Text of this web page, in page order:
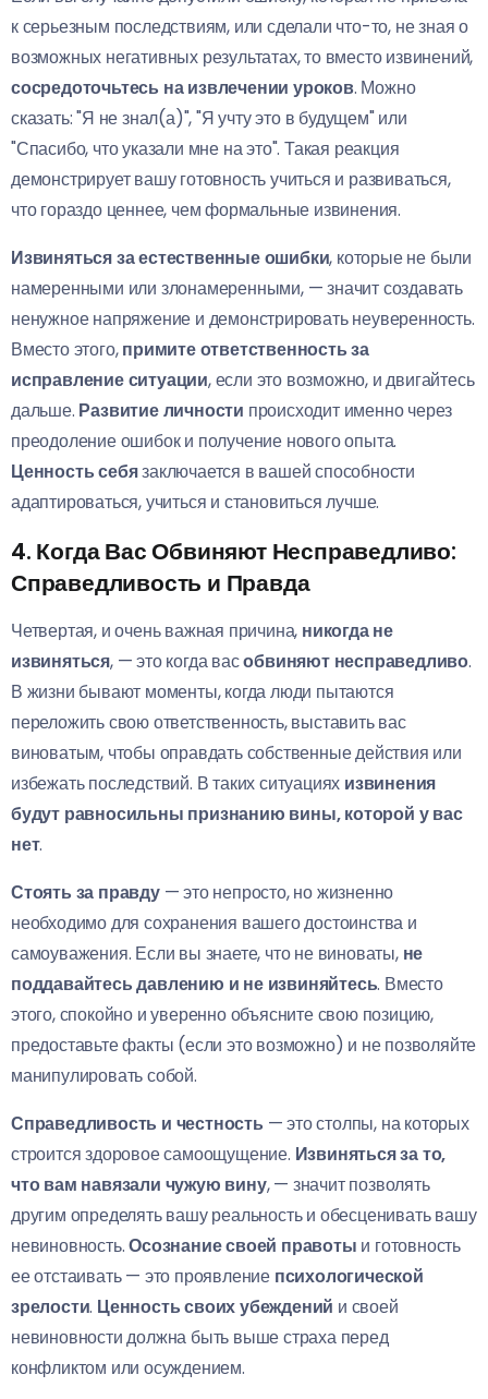
к серьезным последствиям, или сделали что-то, не зная о
возможных негативных результатах, то вместо извинений,
сосредоточьтесь на извлечении уроков. Можно
сказать: "Я не знал(а)", "Я учту это в будущем" или
"Спасибо, что указали мне на это". Такая реакция
демонстрирует вашу готовность учиться и развиваться,
что гораздо ценнее, чем формальные извинения.
Извиняться за естественные ошибки, которые не были
намеренными или злонамеренными, — значит создавать
ненужное напряжение и демонстрировать неуверенность.
Вместо этого,примите ответственность за
исправление ситуации, если это возможно, и двигайтесь
дальше. Развитие личности происходит именно через
преодоление ошибок и получение нового опыта.
Ценность себязаключается в вашей способности
адаптироваться, учиться и становиться лучше.
4. Когда Вас Обвиняют Несправедливо:
Справедливость и Правда
Четвертая, и очень важная причина, никогда не
извиняться, — это когда васобвиняют несправедливо.
В жизни бывают моменты, когда люди пытаются
переложить свою ответственность, выставить вас
виноватым, чтобы оправдать собственные действия или
избежать последствий. В таких ситуациях извинения
будут равносильны признанию вины, которой у вас
нет.
Стоять за правду— это непросто, но жизненно
необходимо для сохранения вашего достоинства и
самоуважения. Если вы знаете, что не виноваты, не
поддавайтесь давлению и не извиняйтесь. Вместо
этого, спокойно и уверенно объясните свою позицию,
предоставьте факты (если это возможно) и не позволяйте
манипулировать собой.
Справедливость и честность — это столпы, на которых
строится здоровое самоощущение. Извиняться за то,
что вам навязали чужую вину, — значит позволять
другим определять вашу реальность и обесценивать вашу
невиновность.Осознание своей правоты и готовность
ее отстаивать — это проявление психологической
зрелости. Ценность своих убеждений и своей
невиновности должна быть выше страха перед
конфликтом или осуждением.